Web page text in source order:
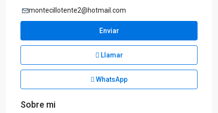
montecillotente2@hotmail.com
Enviar
Llamar
WhatsApp
Sobre mi